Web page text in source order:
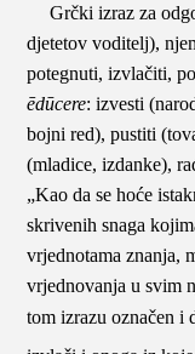
Grčki izraz za
djetetov voditelj),
potegnuti, izvlačiti,
ēdūcere: izvesti
bojni red), pustiti
(mladice, izdanke),
„Kao da se hoće
skrivenih snaga
vrjednotama znanja,
vrjednovanja u svim
tom izrazu označen i